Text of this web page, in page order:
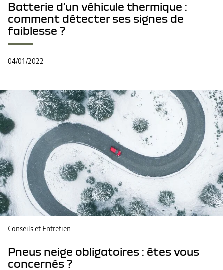
Batterie d’un véhicule thermique :
comment détecter ses signes de
faiblesse ?
04/01/2022
Conseils et Entretien
Pneus neige obligatoires : êtes vous
concernés ?